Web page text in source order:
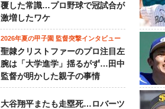
覆した常識…プロ野球で冠試合が
激増したワケ
2026年夏の甲子園 監督突撃インタビュー
聖隷クリストファーのプロ注目左
腕は「大学進学」揺るがず…田中
監督が明かした親子の事情
大谷翔平またも走塁死…ロバーツ